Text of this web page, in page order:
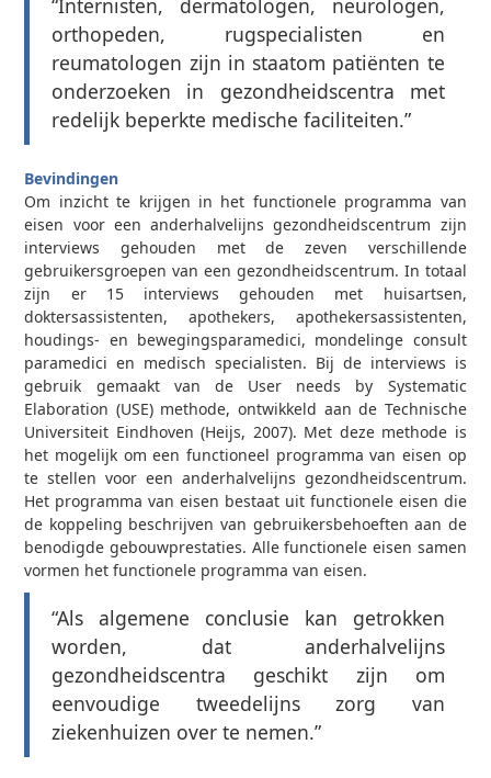
orthopeden, rugspecialisten en
reumatologen zijn in staatom patiënten te
onderzoeken in gezondheidscentra met
redelijk beperkte medische faciliteiten.”
Bevindingen
Om inzicht te krijgen in het functionele programma van
eisen voor een anderhalvelijns gezondheidscentrum zijn
interviews gehouden met de zeven verschillende
gebruikersgroepen van een gezondheidscentrum. In totaal
zijn er 15 interviews gehouden met huisartsen,
doktersassistenten, apothekers, apothekersassistenten,
houdings- en bewegingsparamedici, mondelinge consult
paramedici en medisch specialisten. Bij de interviews is
gebruik gemaakt van de User needs by Systematic
Elaboration (USE) methode, ontwikkeld aan de Technische
Universiteit Eindhoven (Heijs, 2007). Met deze methode is
het mogelijk om een functioneel programma van eisen op
te stellen voor een anderhalvelijns gezondheidscentrum.
Het programma van eisen bestaat uit functionele eisen die
de koppeling beschrijven van gebruikersbehoeften aan de
benodigde gebouwprestaties. Alle functionele eisen samen
vormen het functionele programma van eisen.
“Als algemene conclusie kan getrokken
worden, dat anderhalvelijns
gezondheidscentra geschikt zijn om
eenvoudige tweedelijns zorg van
ziekenhuizen over te nemen.”